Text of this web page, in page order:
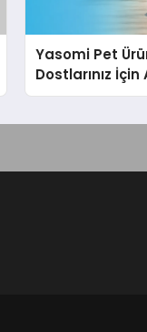
Yasomi Pet
Dostlarınız İçin